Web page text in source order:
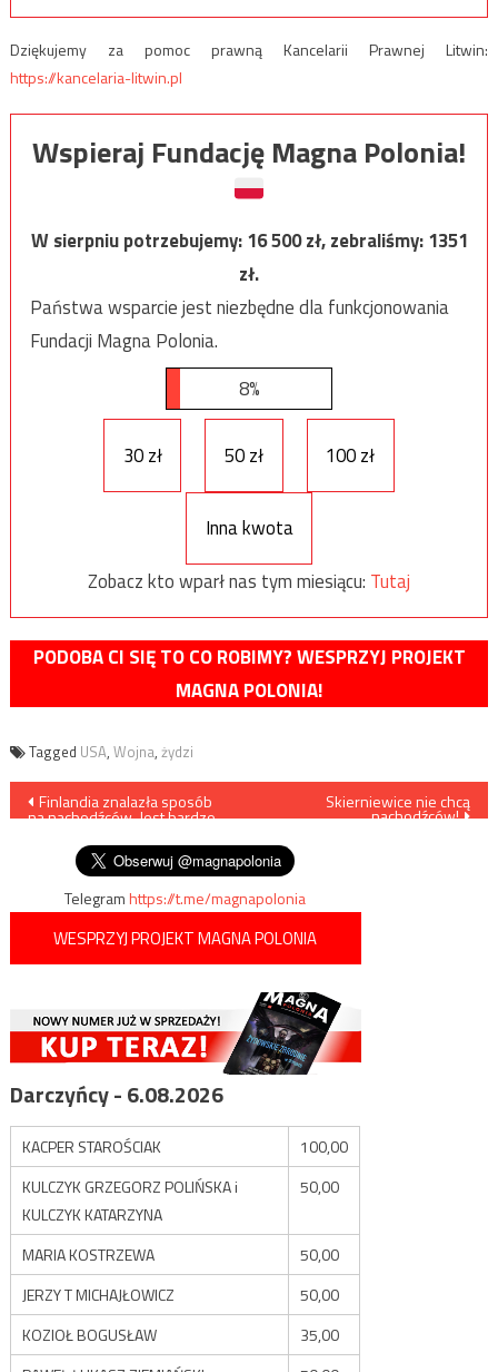
Dziękujemy za pomoc prawną Kancelarii Prawnej Litwin:
https://kancelaria-litwin.pl
Wspieraj Fundację Magna Polonia!
W sierpniu potrzebujemy:16 500zł, zebraliśmy:1351
zł.
Państwa wsparcie jest niezbędne dla funkcjonowania
Fundacji Magna Polonia.
8%
30 zł 50 zł 100 zł
Inna kwota
Zobacz kto wparł nas tym miesiącu: Tutaj
PODOBA CI SIĘ TO CO ROBIMY? WESPRZYJ PROJEKT
MAGNA POLONIA!
Tagged USA, Wojna, żydzi
Nawigacja
wpisu
Finlandia znalazła sposób
na nachodźców. Jest bardzo
Skierniewice nie chcą
nachodźców!
Telegramhttps://t.me/magnapolonia
WESPRZYJ PROJEKT MAGNA POLONIA
Darczyńcy - 6.08.2026
KACPER STAROŚCIAK
100,00
KULCZYK GRZEGORZ POLIŃSKA i
KULCZYK KATARZYNA
50,00
MARIA KOSTRZEWA
50,00
JERZY T MICHAJŁOWICZ
50,00
KOZIOŁ BOGUSŁAW
35,00